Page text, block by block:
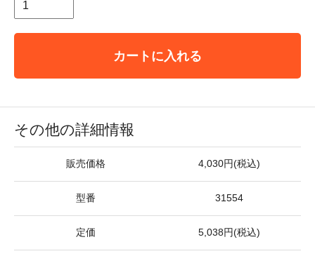
カートに入れる
その他の詳細情報
販売価格 4,030円(税込)
型番 31554
定価 5,038円(税込)